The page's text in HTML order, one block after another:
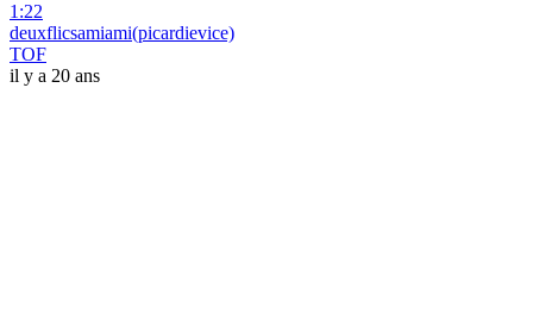
1:22
deuxflicsamiami(picardievice)
TOF
il y a 20 ans